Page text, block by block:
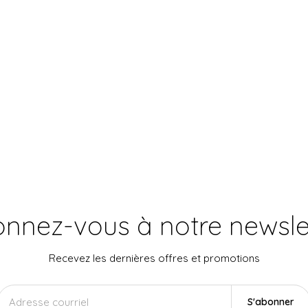
vous à notre
Recevez les dernières offres et promotions
S'abonner